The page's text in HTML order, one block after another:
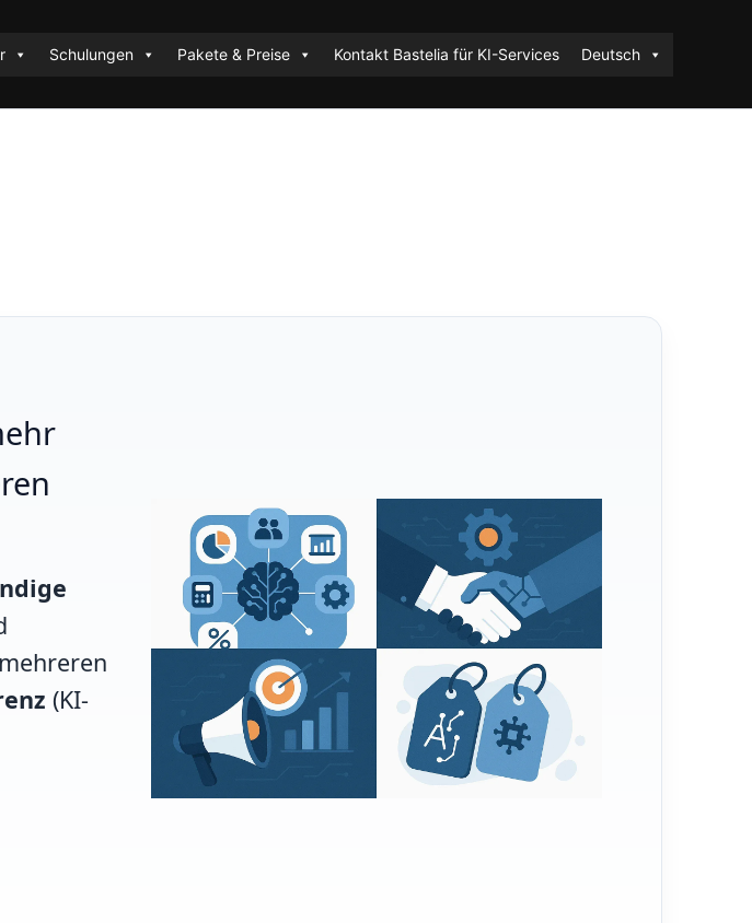
Schulungen Pakete & Preise Kontakt Bastelia für KI-Services Deutsch
(KI-